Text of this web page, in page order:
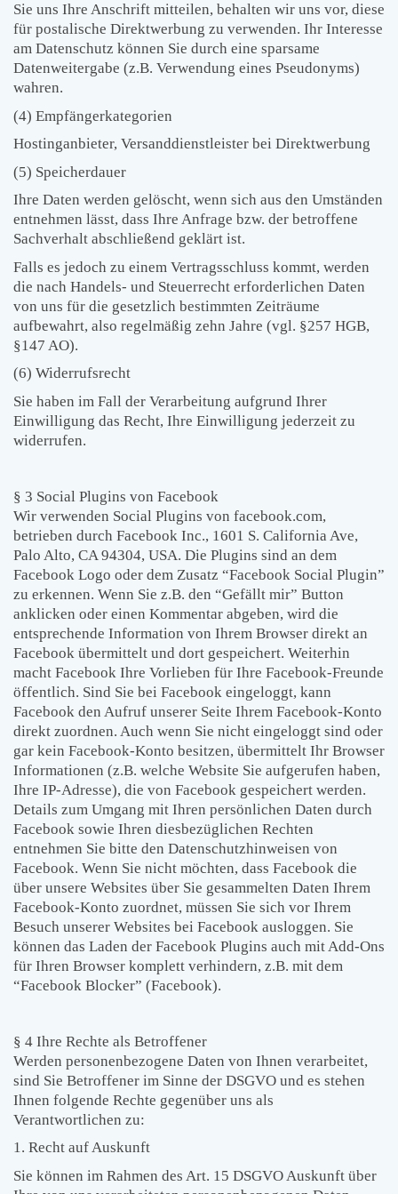
Sie uns Ihre Anschrift mitteilen, behalten wir uns vor, diese
für postalische Direktwerbung zu verwenden. Ihr Interesse
am Datenschutz können Sie durch eine sparsame
Datenweitergabe (z.B. Verwendung eines Pseudonyms)
wahren.
(4) Empfängerkategorien
Hostinganbieter, Versanddienstleister bei Direktwerbung
(5) Speicherdauer
Ihre Daten werden gelöscht, wenn sich aus den Umständen
entnehmen lässt, dass Ihre Anfrage bzw. der betroffene
Sachverhalt abschließend geklärt ist.
Falls es jedoch zu einem Vertragsschluss kommt, werden
die nach Handels- und Steuerrecht erforderlichen Daten
von uns für die gesetzlich bestimmten Zeiträume
aufbewahrt, also regelmäßig zehn Jahre (vgl. §257 HGB,
§147 AO).
(6) Widerrufsrecht
Sie haben im Fall der Verarbeitung aufgrund Ihrer
Einwilligung das Recht, Ihre Einwilligung jederzeit zu
widerrufen.
§ 3 Social Plugins von Facebook
Wir verwenden Social Plugins von facebook.com,
betrieben durch Facebook Inc., 1601 S. California Ave,
Palo Alto, CA 94304, USA. Die Plugins sind an dem
Facebook Logo oder dem Zusatz “Facebook Social Plugin”
zu erkennen. Wenn Sie z.B. den “Gefällt mir” Button
anklicken oder einen Kommentar abgeben, wird die
entsprechende Information von Ihrem Browser direkt an
Facebook übermittelt und dort gespeichert. Weiterhin
macht Facebook Ihre Vorlieben für Ihre Facebook-Freunde
öffentlich. Sind Sie bei Facebook eingeloggt, kann
Facebook den Aufruf unserer Seite Ihrem Facebook-Konto
direkt zuordnen. Auch wenn Sie nicht eingeloggt sind oder
gar kein Facebook-Konto besitzen, übermittelt Ihr Browser
Informationen (z.B. welche Website Sie aufgerufen haben,
Ihre IP-Adresse), die von Facebook gespeichert werden.
Details zum Umgang mit Ihren persönlichen Daten durch
Facebook sowie Ihren diesbezüglichen Rechten
entnehmen Sie bitte den Datenschutzhinweisen von
Facebook. Wenn Sie nicht möchten, dass Facebook die
über unsere Websites über Sie gesammelten Daten Ihrem
Facebook-Konto zuordnet, müssen Sie sich vor Ihrem
Besuch unserer Websites bei Facebook ausloggen. Sie
können das Laden der Facebook Plugins auch mit Add-Ons
für Ihren Browser komplett verhindern, z.B. mit dem
“Facebook Blocker” (Facebook).
§ 4 Ihre Rechte als Betroffener
Werden personenbezogene Daten von Ihnen verarbeitet,
sind Sie Betroffener im Sinne der DSGVO und es stehen
Ihnen folgende Rechte gegenüber uns als
Verantwortlichen zu:
1. Recht auf Auskunft
Sie können im Rahmen des Art. 15 DSGVO Auskunft über